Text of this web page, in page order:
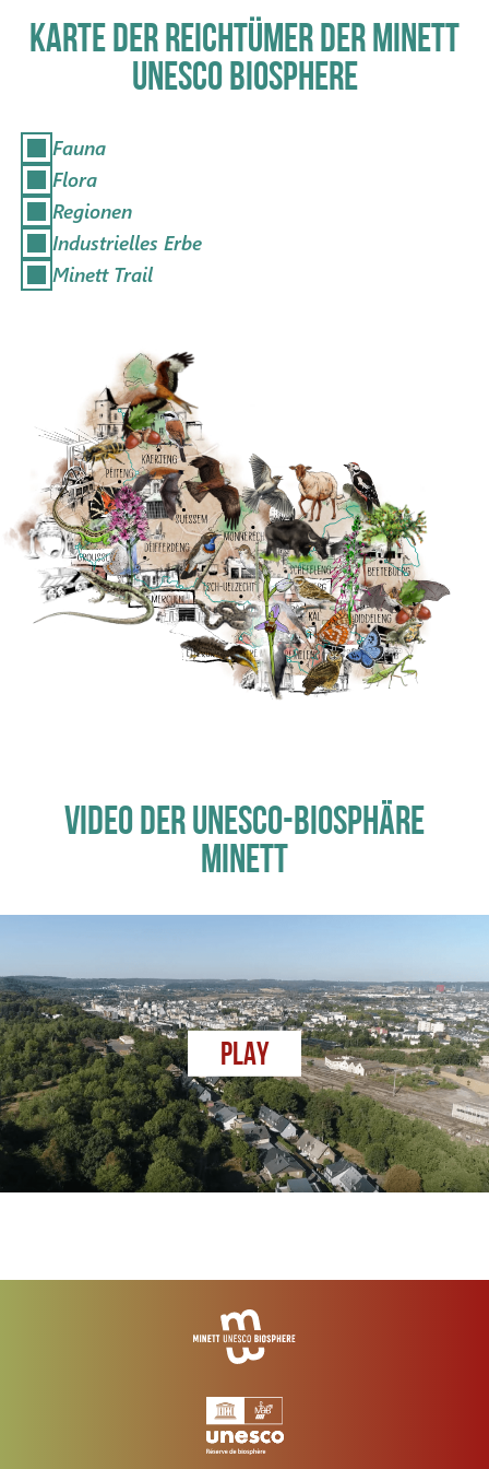
KARTE DER REICHTÜMER DER MINETT
UNESCO BIOSPHERE
Fauna
Flora
Regionen
Industrielles Erbe
Minett Trail
VIDEO DER UNESCO-BIOSPHÄRE
MINETT